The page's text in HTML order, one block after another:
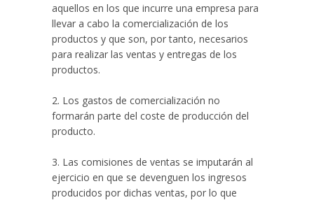
aquellos en los que incurre una empresa para
llevar a cabo la comercialización de los
productos y que son, por tanto, necesarios
para realizar las ventas y entregas de los
productos.
2. Los gastos de comercialización no
formarán parte del coste de producción del
producto.
3. Las comisiones de ventas se imputarán al
ejercicio en que se devenguen los ingresos
producidos por dichas ventas, por lo que